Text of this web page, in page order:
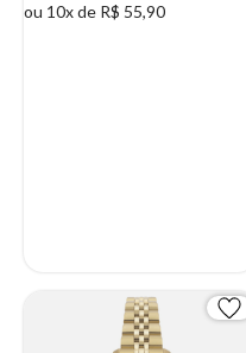
ou 10x de R$ 55,90